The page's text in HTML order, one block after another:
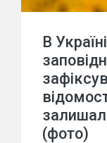
В
(фото)